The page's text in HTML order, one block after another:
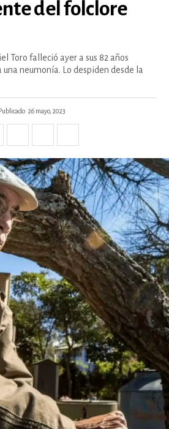
del folclore
Toro falleció ayer a sus 82 años
una neumonía. Lo despiden desde la
26 mayo, 2023